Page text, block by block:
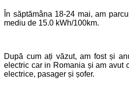
În săptămâna 18-24 mai, am
mediu de 15.0 kWh/100km.
După cum ați văzut, am fost și
electric car in Romania și am avut
electrice, pasager și șofer.